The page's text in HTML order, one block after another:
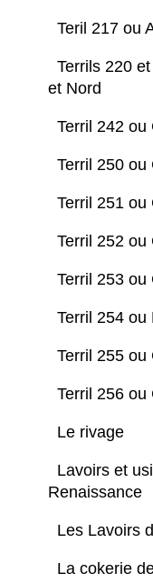
Teril 217 ou
Terrils 220
et Nord
Terril 242 ou
Terril 250 ou
Terril 251 ou
Terril 252 ou
Terril 253 ou
Terril 254 ou
Terril 255 ou
Terril 256 ou
Le rivage
Lavoirs et
Renaissance
Les Lavoirs
La cokerie